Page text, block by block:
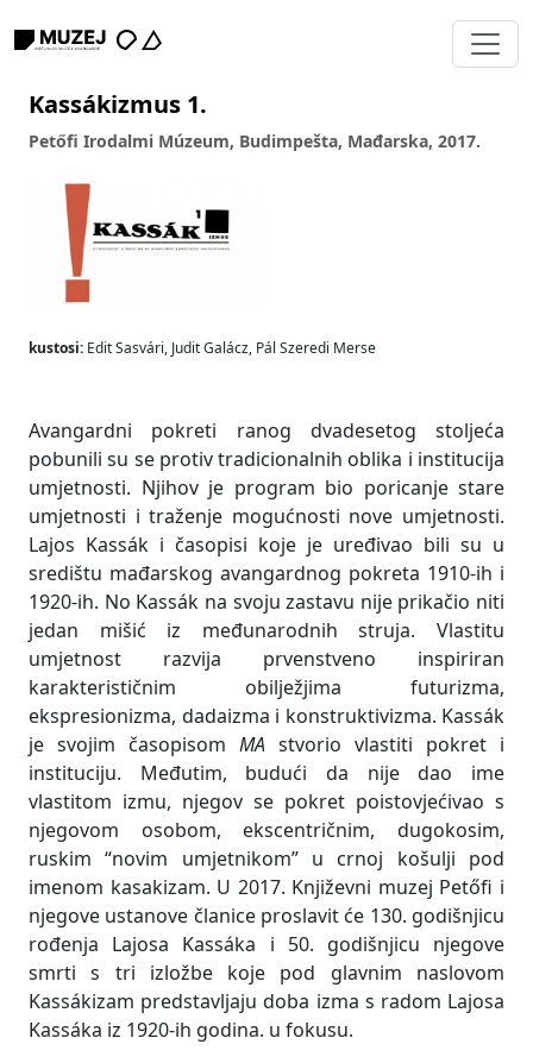
Kassákizmus 1.
Petőfi Irodalmi Múzeum, Budimpešta, Mađarska, 2017.
kustosi: Edit Sasvári, Judit Galácz, Pál Szeredi Merse
Avangardni pokreti ranog dvadesetog stoljeća
pobunili su se protiv tradicionalnih oblika i institucija
umjetnosti. Njihov je program bio poricanje stare
umjetnosti i traženje mogućnosti nove umjetnosti.
Lajos Kassák i časopisi koje je uređivao bili su u
središtu mađarskog avangardnog pokreta 1910-ih i
1920-ih. No Kassák na svoju zastavu nije prikačio niti
jedan mišić iz međunarodnih struja. Vlastitu
umjetnost razvija prvenstveno inspiriran
karakterističnim obilježjima futurizma,
ekspresionizma, dadaizma i konstruktivizma. Kassák
je svojim časopisom MA stvorio vlastiti pokret i
instituciju. Međutim, budući da nije dao ime
vlastitom izmu, njegov se pokret poistovjećivao s
njegovom osobom, ekscentričnim, dugokosim,
ruskim “novim umjetnikom” u crnoj košulji pod
imenom kasakizam. U 2017. Književni muzej Petőfi i
njegove ustanove članice proslavit će 130. godišnjicu
rođenja Lajosa Kassáka i 50. godišnjicu njegove
smrti s tri izložbe koje pod glavnim naslovom
Kassákizam predstavljaju doba izma s radom Lajosa
Kassáka iz 1920-ih godina. u fokusu.